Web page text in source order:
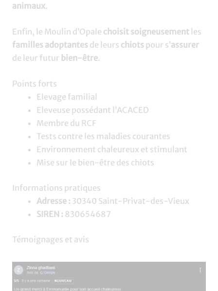
animaux.
Enfin, le Moulin d’Opale choisit soigneusement les
familles adoptantes de leurs chiots pour s’assurer
de leur futur bien-être.
Points forts
Elevage familial
Eleveuse possédant l’ACACED
Membre du RCF
Tests contre les maladies courantes
Environnement chaleureux et stimulant
Mise sur le bien-être des chiots
Informations pratiques
Adresse : 30340 Saint-Privat-des-Vieux
SIREN : 830654687
Témoignages et avis